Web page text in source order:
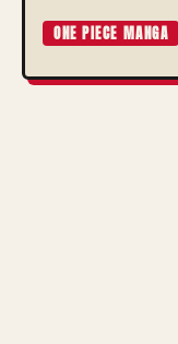
ONE PIECE MANGA